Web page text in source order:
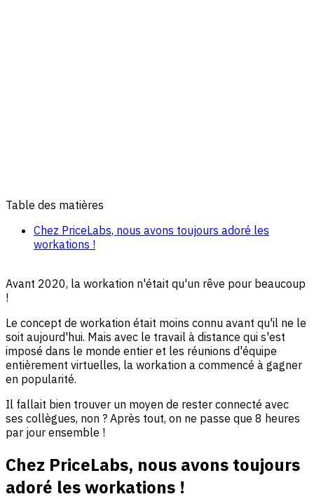
Table des matières
Chez PriceLabs, nous avons toujours adoré les
workations !
Avant 2020, la workation n'était qu'un rêve pour beaucoup
!
Le concept de workation était moins connu avant qu'il ne le
soit aujourd'hui. Mais avec le travail à distance qui s'est
imposé dans le monde entier et les réunions d'équipe
entièrement virtuelles, la workation a commencé à gagner
en popularité.
Il fallait bien trouver un moyen de rester connecté avec
ses collègues, non ? Après tout, on ne passe que 8 heures
par jour ensemble !
Chez PriceLabs, nous avons toujours
adoré les workations !